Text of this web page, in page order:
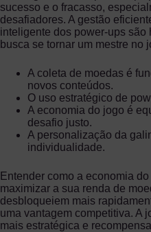
sucesso e o fracasso,
desafiadores. A gestão
inteligente dos power-ups
busca se tornar um mestre no
A coleta de moedas é
novos conteúdos.
O uso estratégico de
A economia do jogo é
desafio justo.
A personalização da
individualidade.
Entender como a economia
maximizar a sua renda de
desbloqueiem mais
uma vantagem competitiva. A
mais estratégica e